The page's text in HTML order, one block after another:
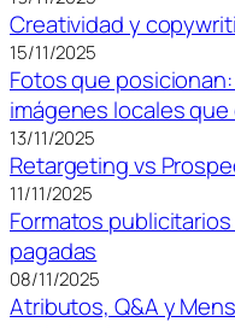
Creatividad y
15/11/2025
Fotos que
imágenes locales
13/11/2025
Retargeting vs
11/11/2025
Formatos
pagadas
08/11/2025
Atributos, Q&A y